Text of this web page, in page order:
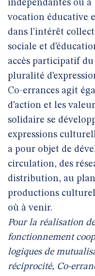
indépendantes ou
vocation éducative
dans l’intérêt
sociale et
accès participatif
pluralité
Co-errances agit
d’action et les
solidaire se
expressions
a pour objet de
circulation, des
distribution, au
productions
où à venir.
Pour la réalisation
fonctionnement
logiques de
réciprocité, Co-